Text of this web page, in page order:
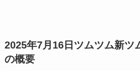
2025年7月16日ツムツム新ツ
の概要